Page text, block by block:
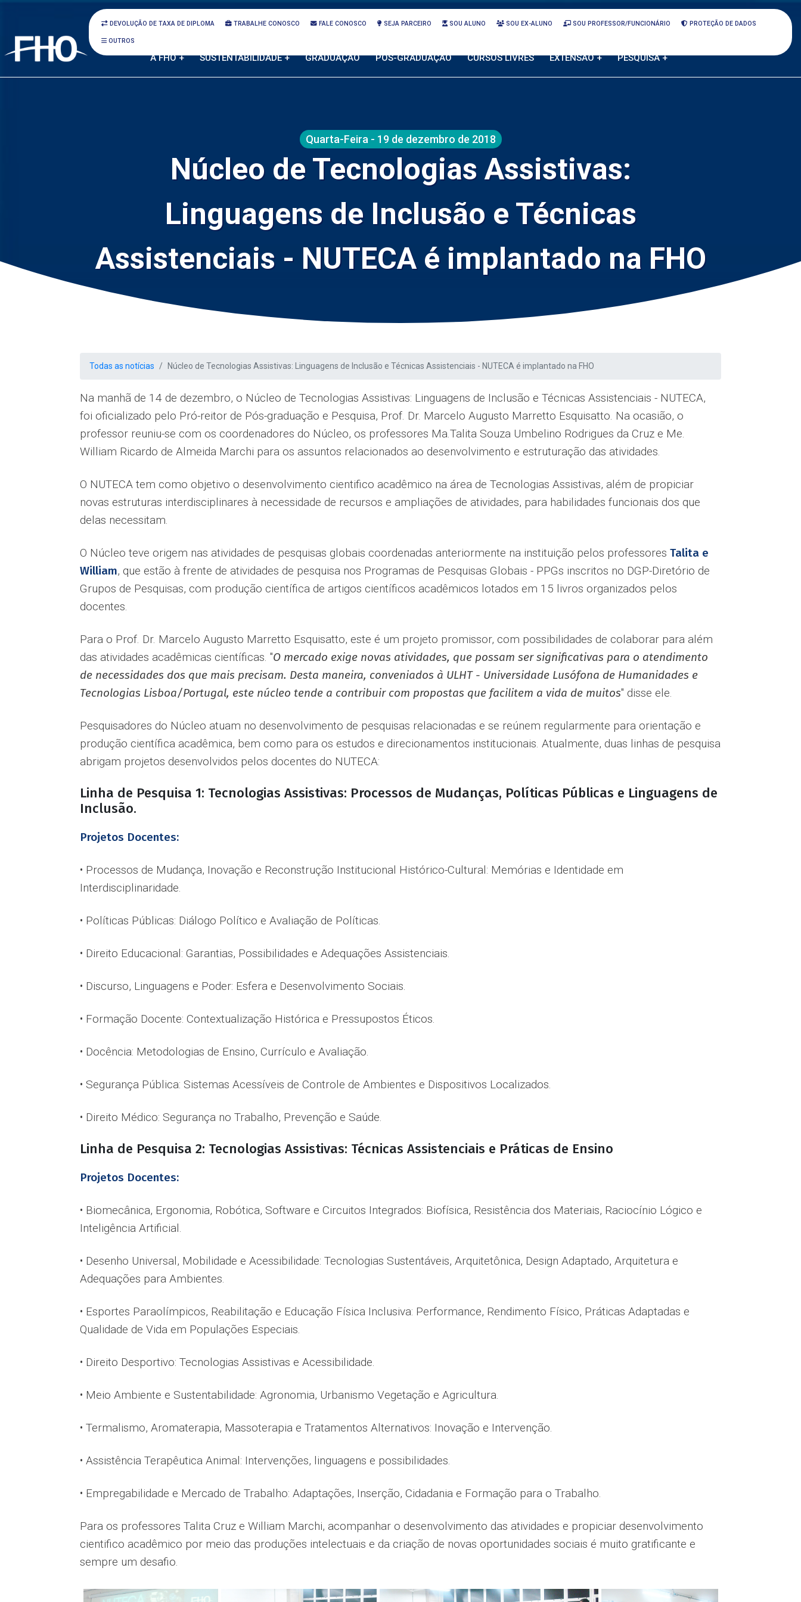
DEVOLUÇÃO DE TAXA DE DIPLOMA TRABALHE CONOSCO FALE CONOSCO SEJA PARCEIRO SOU ALUNO SOU EX-ALUNO SOU PROFESSOR/FUNCIONÁRIO PROTEÇÃO DE DADOS
OUTROS
A FHO + SUSTENTABILIDADE + GRADUAÇÃO PÓS-GRADUAÇÃO CURSOS LIVRES EXTENSÃO + PESQUISA +
Quarta-Feira - 19 de dezembro de 2018
Núcleo de Tecnologias Assistivas:
Linguagens de Inclusão e Técnicas
Assistenciais - NUTECA é implantado na FHO
Todas as notícias Núcleo de Tecnologias Assistivas: Linguagens de Inclusão e Técnicas Assistenciais - NUTECA é implantado na FHO
Na manhã de 14 de dezembro, o Núcleo de Tecnologias Assistivas: Linguagens de Inclusão e Técnicas Assistenciais - NUTECA,
foi oficializado pelo Pró-reitor de Pós-graduação e Pesquisa, Prof. Dr. Marcelo Augusto Marretto Esquisatto. Na ocasião, o
professor reuniu-se com os coordenadores do Núcleo, os professores Ma.Talita Souza Umbelino Rodrigues da Cruz e Me.
William Ricardo de Almeida Marchi para os assuntos relacionados ao desenvolvimento e estruturação das atividades.
O NUTECA tem como objetivo o desenvolvimento cientifico acadêmico na área de Tecnologias Assistivas, além de propiciar
novas estruturas interdisciplinares à necessidade de recursos e ampliações de atividades, para habilidades funcionais dos que
delas necessitam.
O Núcleo teve origem nas atividades de pesquisas globais coordenadas anteriormente na instituição pelos professoresTalita e
William, que estão à frente de atividades de pesquisa nos Programas de Pesquisas Globais - PPGs inscritos no DGP-Diretório de
Grupos de Pesquisas, com produção científica de artigos científicos acadêmicos lotados em 15 livros organizados pelos
docentes.
Para o Prof. Dr. Marcelo Augusto Marretto Esquisatto, este é um projeto promissor, com possibilidades de colaborar para além
das atividades acadêmicas científicas. "O mercado exige novas atividades, que possam ser significativas para o atendimento
de necessidades dos que mais precisam. Desta maneira, conveniados à ULHT - Universidade Lusófona de Humanidades e
Tecnologias Lisboa/Portugal, este núcleo tende a contribuir com propostas que facilitem a vida de muitos" disse ele.
Pesquisadores do Núcleo atuam no desenvolvimento de pesquisas relacionadas e se reúnem regularmente para orientação e
produção científica acadêmica, bem como para os estudos e direcionamentos institucionais. Atualmente, duas linhas de pesquisa
abrigam projetos desenvolvidos pelos docentes do NUTECA:
Linha de Pesquisa 1: Tecnologias Assistivas: Processos de Mudanças, Políticas Públicas e Linguagens de
Inclusão.
Projetos Docentes:
• Processos de Mudança, Inovação e Reconstrução Institucional Histórico-Cultural: Memórias e Identidade em
Interdisciplinaridade.
• Políticas Públicas: Diálogo Político e Avaliação de Políticas.
• Direito Educacional: Garantias, Possibilidades e Adequações Assistenciais.
• Discurso, Linguagens e Poder: Esfera e Desenvolvimento Sociais.
• Formação Docente: Contextualização Histórica e Pressupostos Éticos.
• Docência: Metodologias de Ensino, Currículo e Avaliação.
• Segurança Pública: Sistemas Acessíveis de Controle de Ambientes e Dispositivos Localizados.
• Direito Médico: Segurança no Trabalho, Prevenção e Saúde.
Linha de Pesquisa 2: Tecnologias Assistivas: Técnicas Assistenciais e Práticas de Ensino
Projetos Docentes:
• Biomecânica, Ergonomia, Robótica, Software e Circuitos Integrados: Biofísica, Resistência dos Materiais, Raciocínio Lógico e
Inteligência Artificial.
• Desenho Universal, Mobilidade e Acessibilidade: Tecnologias Sustentáveis, Arquitetônica, Design Adaptado, Arquitetura e
Adequações para Ambientes.
• Esportes Paraolímpicos, Reabilitação e Educação Física Inclusiva: Performance, Rendimento Físico, Práticas Adaptadas e
Qualidade de Vida em Populações Especiais.
• Direito Desportivo: Tecnologias Assistivas e Acessibilidade.
• Meio Ambiente e Sustentabilidade: Agronomia, Urbanismo Vegetação e Agricultura.
• Termalismo, Aromaterapia, Massoterapia e Tratamentos Alternativos: Inovação e Intervenção.
• Assistência Terapêutica Animal: Intervenções, linguagens e possibilidades.
• Empregabilidade e Mercado de Trabalho: Adaptações, Inserção, Cidadania e Formação para o Trabalho.
Para os professores Talita Cruz e William Marchi, acompanhar o desenvolvimento das atividades e propiciar desenvolvimento
cientifico acadêmico por meio das produções intelectuais e da criação de novas oportunidades sociais é muito gratificante e
sempre um desafio.